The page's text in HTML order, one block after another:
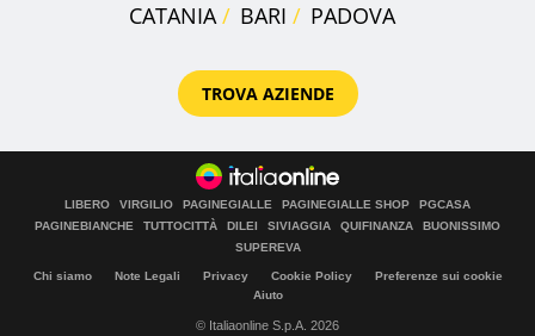
CATANIA
BARI PADOVA
TROVA AZIENDE
LIBERO VIRGILIO PAGINEGIALLE PAGINEGIALLE SHOP
PGCASA
PAGINEBIANCHE
TUTTOCITTÀ DILEI SIVIAGGIA QUIFINANZA
BUONISSIMO
SUPEREVA
Chi siamo Note Legali Privacy Cookie Policy
Preferenze sui cookie
Aiuto
© Italiaonline S.p.A. 2026